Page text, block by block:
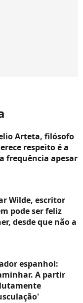
Arteta, filósofo
respeito é a
frequência apesar
Wilde, escritor
pode ser feliz
desde que não a
espanhol:
A partir